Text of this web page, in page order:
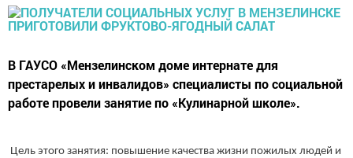
В ГАУСО «Мензелинском доме интернате для
престарелых и инвалидов» специалисты по социальной
работе провели занятие по «Кулинарной школе».
Цель этого занятия: повышение качества жизни пожилых людей и